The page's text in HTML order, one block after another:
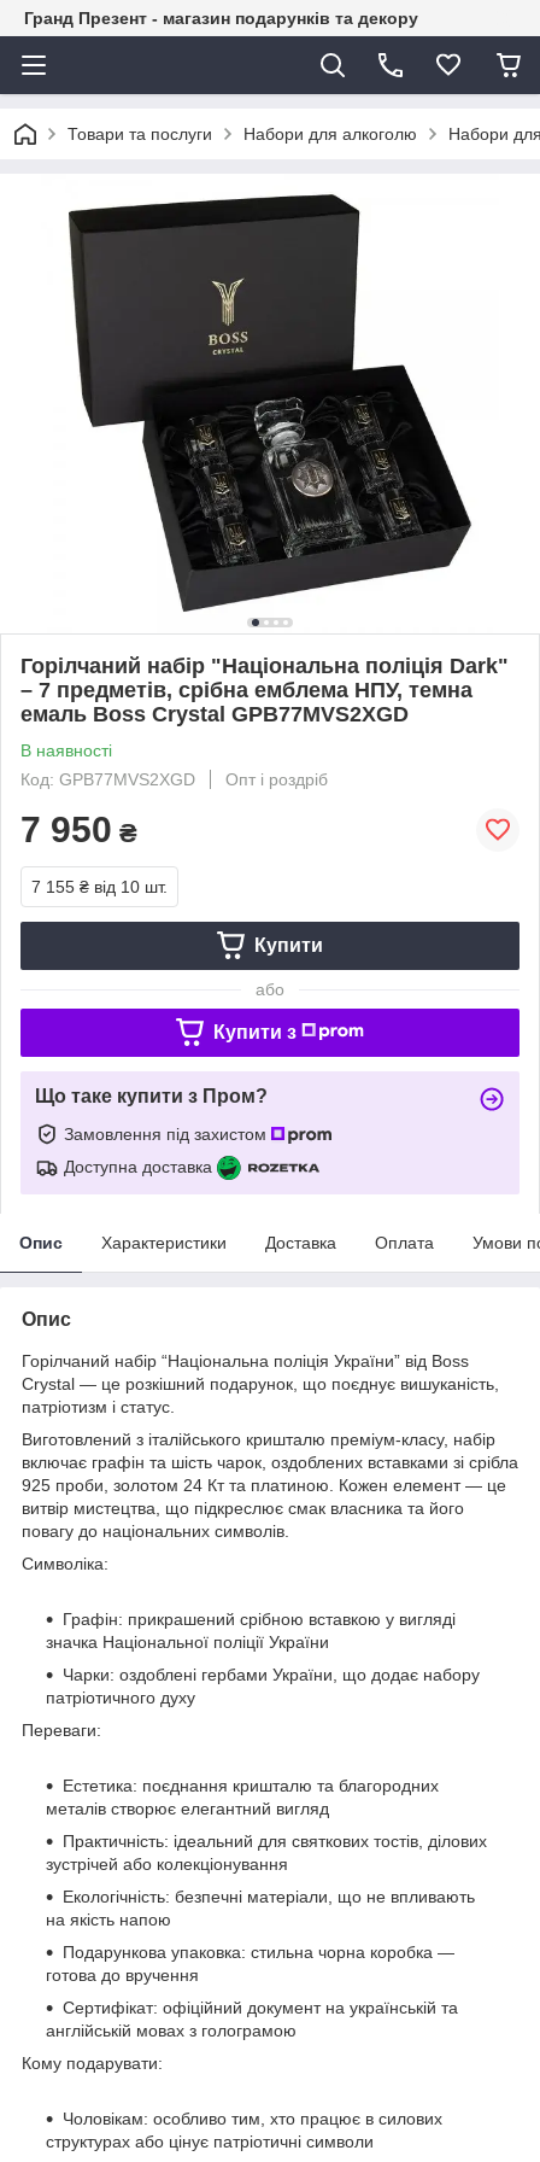
Гранд Презент - магазин подарунків та декору
Товари та послуги Набори для алкоголю Набори для
Горілчаний набір "Національна поліція Dark"
– 7 предметів, срібна емблема НПУ, темна
емаль Boss Crystal GPB77MVS2XGD
В наявності
Код: GPB77MVS2XGD
Опт і роздріб
7 950 ₴
7 155 ₴ від 10 шт.
Купити
або
Купити з
Що таке купити з Пром?
Замовлення під захистом
Доступна доставка
Опис Характеристики Доставка Оплата Умови
Опис
Горілчаний набір “Національна поліція України” від Boss
Crystal — це розкішний подарунок, що поєднує вишуканість,
патріотизм і статус.
Виготовлений з італійського кришталю преміум-класу, набір
включає графін та шість чарок, оздоблених вставками зі срібла
925 проби, золотом 24 Кт та платиною. Кожен елемент — це
витвір мистецтва, що підкреслює смак власника та його
повагу до національних символів.
Символіка:
Графін: прикрашений срібною вставкою у вигляді
значка Національної поліції України
Чарки: оздоблені гербами України, що додає набору
патріотичного духу
Переваги:
Естетика: поєднання кришталю та благородних
металів створює елегантний вигляд
Практичність: ідеальний для святкових тостів, ділових
зустрічей або колекціонування
Екологічність: безпечні матеріали, що не впливають
на якість напою
Подарункова упаковка: стильна чорна коробка —
готова до вручення
Сертифікат: офіційний документ на українській та
англійській мовах з голограмою
Кому подарувати:
Чоловікам: особливо тим, хто працює в силових
структурах або цінує патріотичні символи